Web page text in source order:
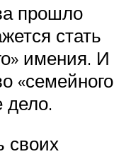
прошло
стать
имения. И
«семейного
дело.
своих